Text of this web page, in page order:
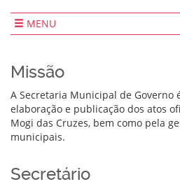
MENU
Missão
A Secretaria Municipal de Governo
elaboração e publicação dos atos
Mogi das Cruzes, bem como pela
municipais.
Secretário